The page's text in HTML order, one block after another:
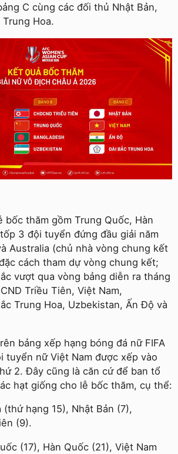
C cùng các đối thủ Nhật Bản,
Hoa.
bốc thăm gồm Trung Quốc, Hàn
3 đội tuyển đứng đầu giải năm
Australia (chủ nhà vòng chung kết
cách tham dự vòng chung kết;
vượt qua vòng bảng diễn ra tháng
Triều Tiên, Việt Nam,
Trung Hoa, Uzbekistan, Ấn Độ và
bảng xếp hạng bóng đá nữ FIFA
tuyển nữ Việt Nam được xếp vào
2. Đây cũng là căn cứ để ban tổ
hạt giống cho lễ bốc thăm, cụ thể:
(thứ hạng 15), Nhật Bản (7),
(9).
(17), Hàn Quốc (21), Việt Nam